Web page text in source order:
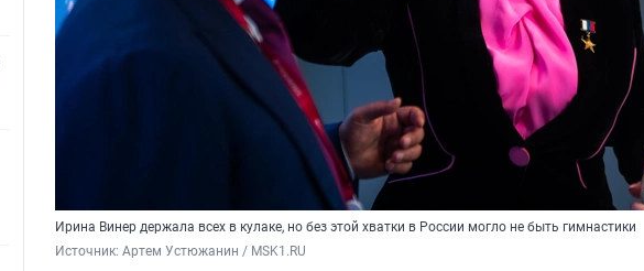
Ирина Винер держала всех в кулаке, но без этой хватки в России могло не быть гимнастики
Источник: Артем Устюжанин / MSK1.RU